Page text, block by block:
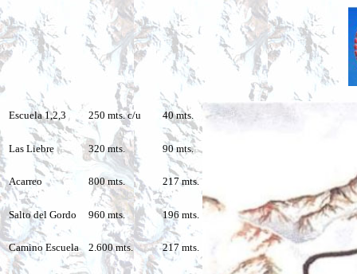
Escuela 1,2,3 250 mts. c/u 40 mts.
Las Liebre 320 mts. 90 mts.
Acarreo 800 mts. 217 mts.
Salto del Gordo 960 mts. 196 mts.
Camino Escuela 2.600 mts. 217 mts.